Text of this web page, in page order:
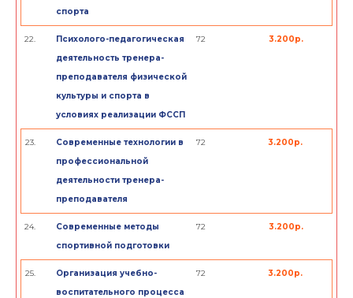
спорта
22.
Психолого-педагогическая
деятельность тренера-
преподавателя физической
культуры и спорта в
условиях реализации ФССП
72 3.200р.
23.
Современные технологии в
профессиональной
деятельности тренера-
преподавателя
72 3.200р.
24.
Современные методы
спортивной подготовки
72 3.200р.
25.
Организация учебно-
воспитательного процесса
72 3.200р.